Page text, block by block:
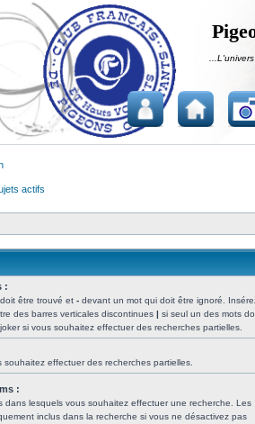
actifs
:
être trouvé et - devant un mot qui doit être ignoré.
des barres verticales discontinues | si seul un des mots
si vous souhaitez effectuer des recherches partielles.
souhaitez effectuer des recherches partielles.
:
dans lesquels vous souhaitez effectuer une recherche. Les
inclus dans la recherche si vous ne désactivez pas